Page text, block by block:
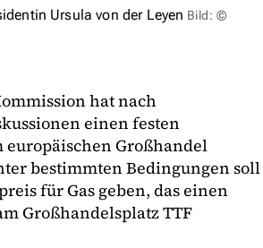
Ursula von der Leyen Bild: ©
hat nach
einen festen
europäischen Großhandel
bestimmten Bedingungen soll
für Gas geben, das einen
Großhandelsplatz TTF